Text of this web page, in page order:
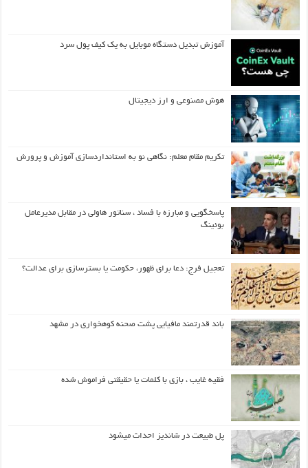
آموزش تبدیل دستگاه موبایل به یک کیف‌ پول سرد
هوش مصنوعی و ارز دیجیتال
تکریم مقام معلم: نگاهی نو به استانداردسازی آموزش و پرورش
پاسخگویی و مبارزه با فساد ، سناتور هاولی در مقابل مدیرعامل
بوئینگ
تعجیل فرج: دعا برای ظهور، حکومت یا بسترسازی برای عدالت؟
باند قدرتمند مافیایی پشت صحنه کوهخواری در مشهد
فقیه غایب ، بازی با کلمات یا حقیقتی فراموش شده
پل طبیعت در شاندیز احداث میشود